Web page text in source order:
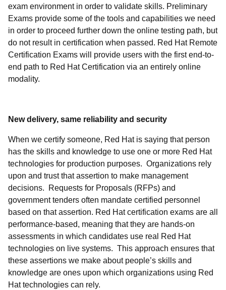
exam environment in order to validate skills. Preliminary
Exams provide some of the tools and capabilities we need
in order to proceed further down the online testing path, but
do not result in certification when passed. Red Hat Remote
Certification Exams will provide users with the first end-to-
end path to Red Hat Certification via an entirely online
modality.
New delivery, same reliability and security
When we certify someone, Red Hat is saying that person
has the skills and knowledge to use one or more Red Hat
technologies for production purposes. Organizations rely
upon and trust that assertion to make management
decisions. Requests for Proposals (RFPs) and
government tenders often mandate certified personnel
based on that assertion. Red Hat certification exams are all
performance-based, meaning that they are hands-on
assessments in which candidates use real Red Hat
technologies on live systems. This approach ensures that
these assertions we make about people’s skills and
knowledge are ones upon which organizations using Red
Hat technologies can rely.